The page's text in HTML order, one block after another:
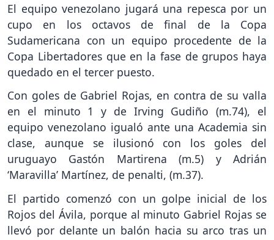
El equipo venezolano jugará una repesca por un
cupo en los octavos de final de la Copa
Sudamericana con un equipo procedente de la
Copa Libertadores que en la fase de grupos haya
quedado en el tercer puesto.
Con goles de Gabriel Rojas, en contra de su valla
en el minuto 1 y de Irving Gudiño (m.74), el
equipo venezolano igualó ante una Academia sin
clase, aunque se ilusionó con los goles del
uruguayo Gastón Martirena (m.5) y Adrián
‘Maravilla’ Martínez, de penalti, (m.37).
El partido comenzó con un golpe inicial de los
Rojos del Ávila, porque al minuto Gabriel Rojas se
llevó por delante un balón hacia su arco tras un